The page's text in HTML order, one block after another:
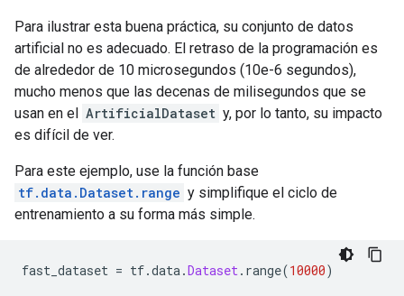
Para ilustrar esta buena práctica, su conjunto de datos
artificial no es adecuado. El retraso de la programación es
de alrededor de 10 microsegundos (10e-6 segundos),
mucho menos que las decenas de milisegundos que se
usan en el ArtificialDataset y, por lo tanto, su impacto
es difícil de ver.
Para este ejemplo, use la función base
tf.data.Dataset.range y simplifique el ciclo de
entrenamiento a su forma más simple.
fast_dataset = tf.data .Dataset . range(10000)